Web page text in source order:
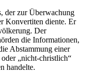
der zur Überwachung
Konvertiten diente. Er
Der
die Informationen,
Abstammung einer
„nicht-christlich“
handelte.